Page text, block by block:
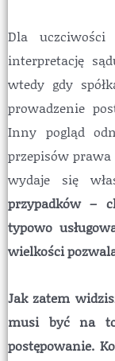
Dla
interpretację
wtedy gdy
prowadzenie
Inny pogląd
przepisów prawa
wydaje się
przypadków –
typowo
wielkości
Jak zatem
musi być na
postępowanie.